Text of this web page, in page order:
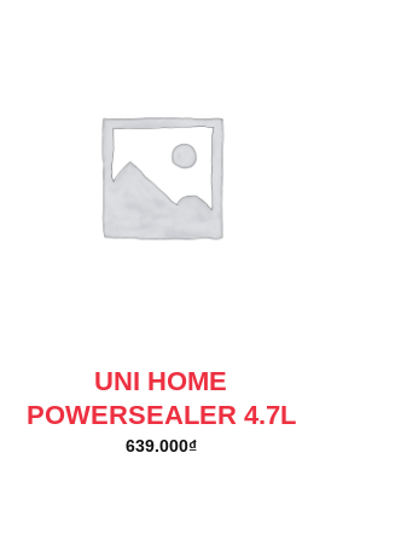
UNI HOME
POWERSEALER 4.7L
639.000₫